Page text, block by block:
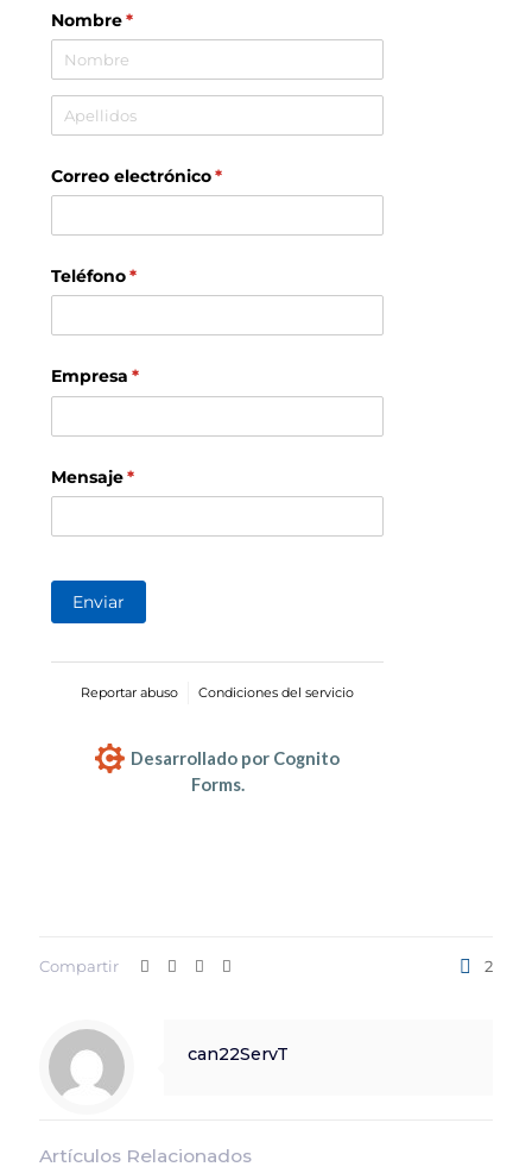
Nombre*
(necesario)
Correo electrónico*
(necesario)
Teléfono*
(necesario)
Empresa *
(necesario)
Mensaje*
(necesario)
Enviar
Reportar abuso Condiciones del servicio
Desarrollado por Cognito
Forms.
Compartir 2
can22ServT
Artículos Relacionados